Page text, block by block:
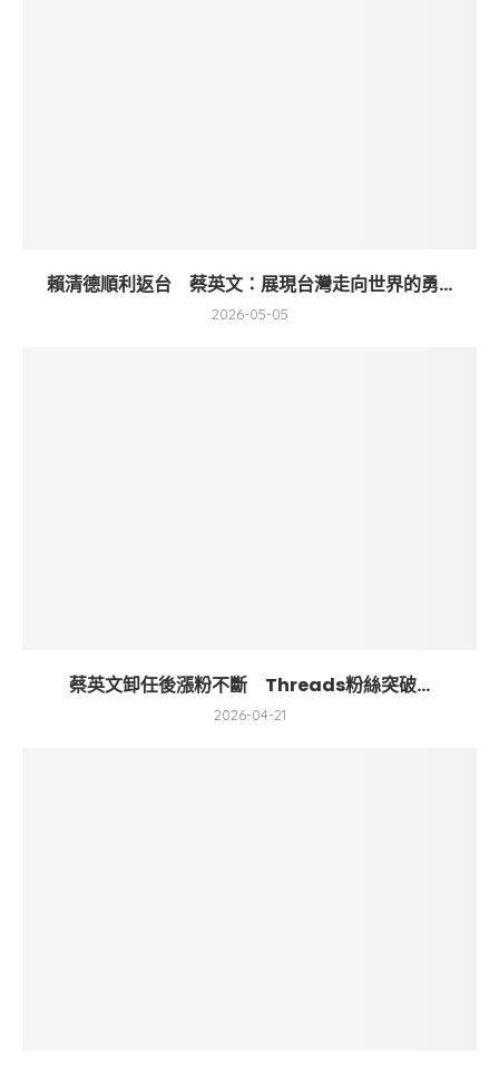
賴清德順利返台 蔡英文：展現台灣走向世界的勇...
2026-05-05
蔡英文卸任後漲粉不斷 Threads粉絲突破...
2026-04-21